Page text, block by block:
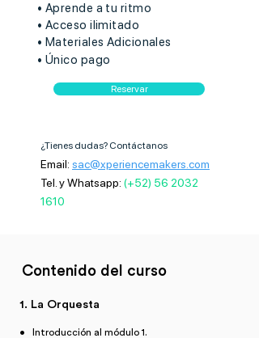
• Aprende a tu ritmo
• Acceso ilimitado
• Materiales Adicionales
• Único pago
Reservar
¿Tienes dudas? Contáctanos
Email: sac@xperiencemakers.com
Tel. yWhatsapp: (+52) 56 2032
1610
Contenido del curso
1. La Orquesta
• Introducción al módulo 1.